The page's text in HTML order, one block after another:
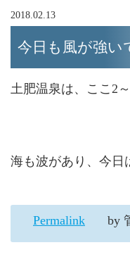
2018.02.13
今日も風が強い
土肥温泉は、ここ2
海も波があり、今日
Permalink by